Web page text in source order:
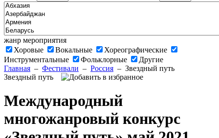
жанр мероприятия
Хоровые
Вокальные
Хореографические
Инструментальные
Фольклорные
Другие
Главная – Фестивали – Россия – Звездный путь
Звездный путь
Международный
многожанровый конкурс